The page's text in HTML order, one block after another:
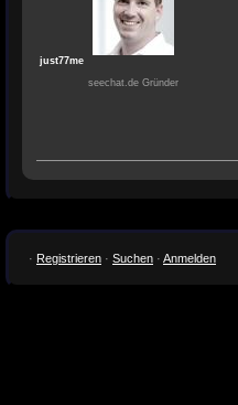
just77me
seechat.de Gründer
· Registrieren · Suchen · Anmelden